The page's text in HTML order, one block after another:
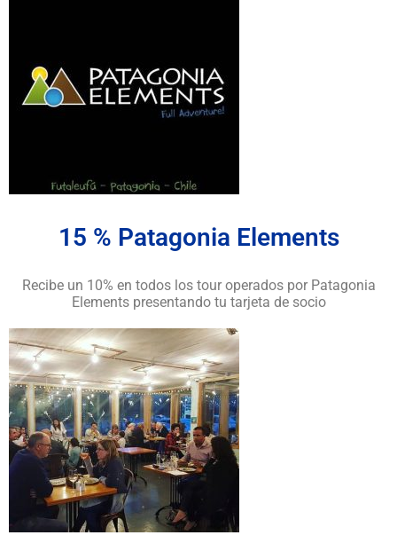
15 % Patagonia Elements
Recibe un 10% en todos los tour operados por Patagonia
Elements presentando tu tarjeta de socio